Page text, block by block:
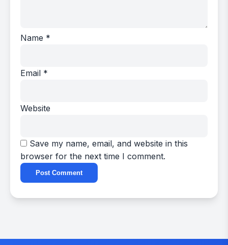
Name *
Email *
Website
Save my name, email, and website in this
browser for the next time I comment.